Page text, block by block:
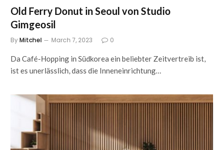
Old Ferry Donut in Seoul von Studio
Gimgeosil
ByMitchel March 7, 2023 0
Da Café-Hopping in Südkorea ein beliebter Zeitvertreib ist,
ist es unerlässlich, dass die Inneneinrichtung…